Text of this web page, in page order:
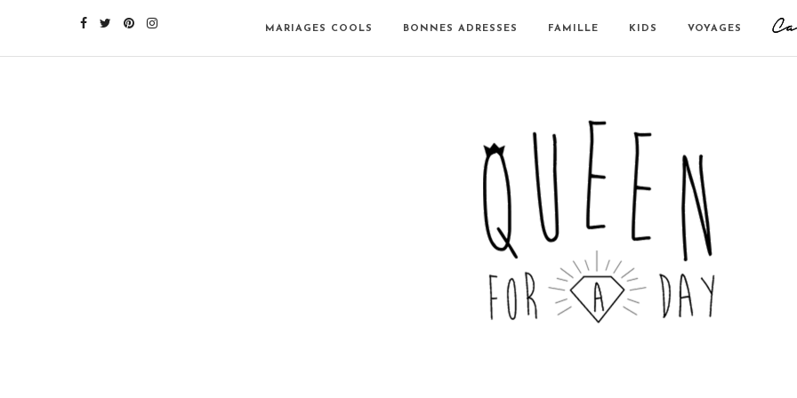
MARIAGES COOLS BONNES ADRESSES FAMILLE KIDS VOYAGES